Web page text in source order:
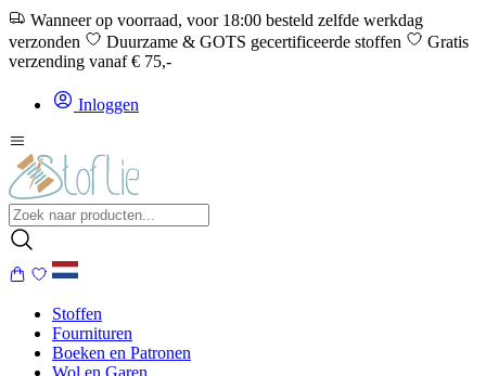
Wanneer op voorraad, voor 18:00 besteld zelfde werkdag
verzonden
Duurzame & GOTS gecertificeerde stoffen
Gratis
verzending vanaf € 75,-
Inloggen
Stoffen
Fournituren
Boeken en Patronen
Wol en Garen